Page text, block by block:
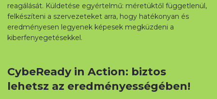
reagálását. Küldetése egyértelmű: méretüktől függetlenül,
felkészíteni a szervezeteket arra, hogy hatékonyan és
eredményesen legyenek képesek megküzdeni a
kiberfenyegetésekkel.
CybeReady in Action: biztos
lehetsz az eredményességében!